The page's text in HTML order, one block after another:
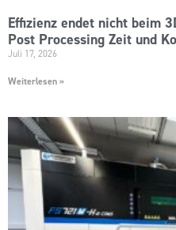
Effizienz endet nicht beim
Post Processing Zeit und
Juli 17, 2026
Weiterlesen »